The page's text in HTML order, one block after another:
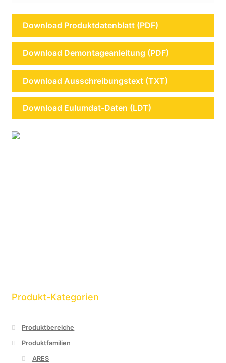
Download Produktdatenblatt (PDF)
Download Demontageanleitung (PDF)
Download Ausschreibungstext (TXT)
Download Eulumdat-Daten (LDT)
Produkt-Kategorien
Produktbereiche
Produktfamilien
ARES